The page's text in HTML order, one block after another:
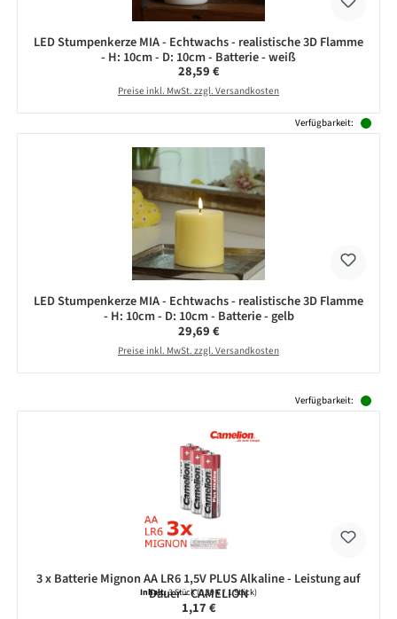
LED Stumpenkerze MIA - Echtwachs - realistische 3D Flamme
- H: 10cm - D: 10cm - Batterie - weiß
Regulärer Preis:
28,59 €
Preise inkl. MwSt. zzgl. Versandkosten
Verfügbarkeit:
LED Stumpenkerze MIA - Echtwachs - realistische 3D Flamme
- H: 10cm - D: 10cm - Batterie - gelb
Regulärer Preis:
29,69 €
Preise inkl. MwSt. zzgl. Versandkosten
Verfügbarkeit:
3 x Batterie Mignon AA LR6 1,5V PLUS Alkaline - Leistung auf
Dauer - CAMELION
Inhalt:3 Stück(0,39 € / 1 Stück)
Regulärer Preis:
1,17 €